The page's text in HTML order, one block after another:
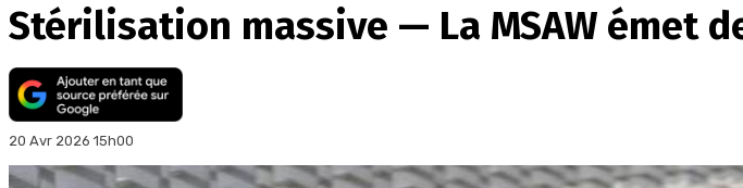
Stérilisation massive — La MSAW émet
20 Avr 2026 15h00